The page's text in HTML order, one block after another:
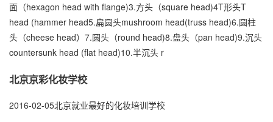
面（hexagon head with flange)3.方头（square head)4T形头T
head (hammer head5.扁圆头mushroom head(truss head)6.圆柱
头（cheese head）7.圆头（round head)8.盘头（pan head)9.沉头
countersunk head (flat head)10.半沉头 r
北京京彩化妆学校
2016-02-05北京就业最好的化妆培训学校